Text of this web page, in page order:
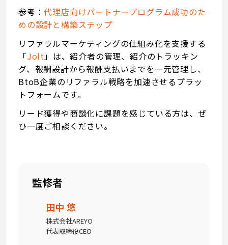
参考：代理店向けパートナープログラム成功のた
めの設計と構築ステップ
リファラルマーケティングの仕組み化を支援する
「Jolt」は、紹介者の管理、紹介のトラッキン
グ、報酬設計から報酬支払いまでを一元管理し、
BtoB企業のリファラル戦略を加速させるプラッ
トフォームです。
リード獲得や商談化に課題を感じている方は、ぜ
ひ一度ご相談ください。
監修者
田中 悠
株式会社AREYO
代表取締役CEO